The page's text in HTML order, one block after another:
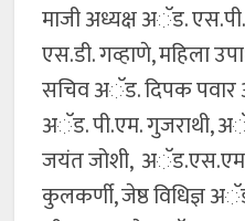
माजी अध्यक्ष अॅड.
एस.डी. गव्हाणे, महिला
सचिव अॅड. दिपक पवार
अॅड. पी.एम.
जयंत जोशी,
कुलकर्णी, जेष्ठ विधिज्ञ